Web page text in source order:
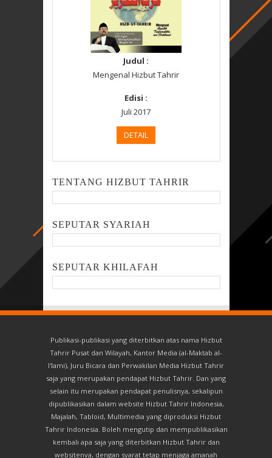
Judul :
Mengenal Hizbut Tahrir
Edisi :
Juli 2017
DETAIL
TENTANG HIZBUT TAHRIR
SEPUTAR SYARIAH
SEPUTAR KHILAFAH
Publikasi-publikasi yang diterbitkan atas nama Hizbut
Tahrir Pusat dan Wilayah, Kantor Media (al-Maktab al-
I'lami), Juru Bicara dan Perwakilan Media Hizbut Tahrir
saja yang merupakan pendapat Hizbut Tahrir. Dan yang
selain itu merupakan pendapat penulisnya, sekalipun
dipublikasikan dalam website Hizbut Tahrir Indonesia,
Majalah, Tabloid, Multimedia yang diproduksi Hizbut
Tahrir Indonesia. Boleh mengutip dan mempublikasikan
kembali apa saja yang diterbitkan Hizbut Tahrir dan
websitenya, dengan syarat tetap menjaga amanah